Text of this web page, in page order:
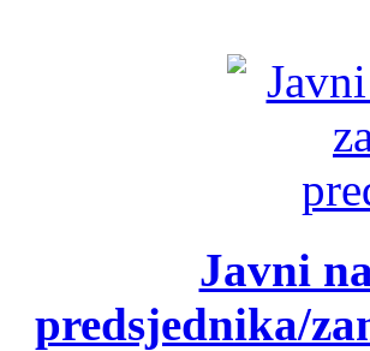
Javni
predsjednika/